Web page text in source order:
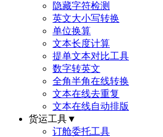
隐藏字符检测
英文大小写转换
单位换算
文本长度计算
提单文本对比工具
数字转英文
全角半角在线转换
文本在线去重复
文本在线自动排版
货运工具▼
订舱委托工具